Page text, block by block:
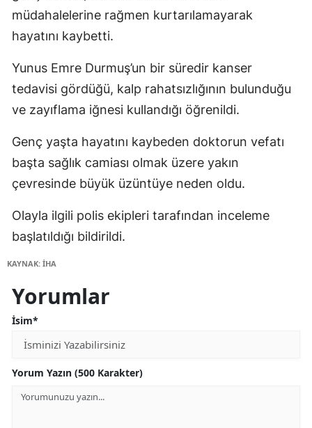
müdahalelerine rağmen kurtarılamayarak
hayatını kaybetti.
Yunus Emre Durmuş’un bir süredir kanser
tedavisi gördüğü, kalp rahatsızlığının bulunduğu
ve zayıflama iğnesi kullandığı öğrenildi.
Genç yaşta hayatını kaybeden doktorun vefatı
başta sağlık camiası olmak üzere yakın
çevresinde büyük üzüntüye neden oldu.
Olayla ilgili polis ekipleri tarafından inceleme
başlatıldığı bildirildi.
KAYNAK: İHA
Yorumlar
İsim*
Yorum Yazın (500 Karakter)